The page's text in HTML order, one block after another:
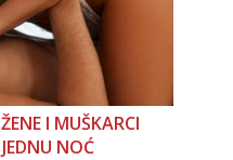
I MUŠKARCI
NOĆ